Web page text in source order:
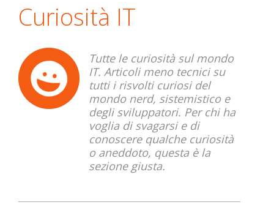
Curiosità IT
Tutte le curiosità sul mondo
IT. Articoli meno tecnici su
tutti i risvolti curiosi del
mondo nerd, sistemistico e
degli sviluppatori. Per chi ha
voglia di svagarsi e di
conoscere qualche curiosità
o aneddoto, questa è la
sezione giusta.